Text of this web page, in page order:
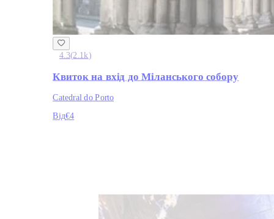
4.3(2.1k)
Квиток на вхід до Міланського собору
Catedral do Porto
Від€4